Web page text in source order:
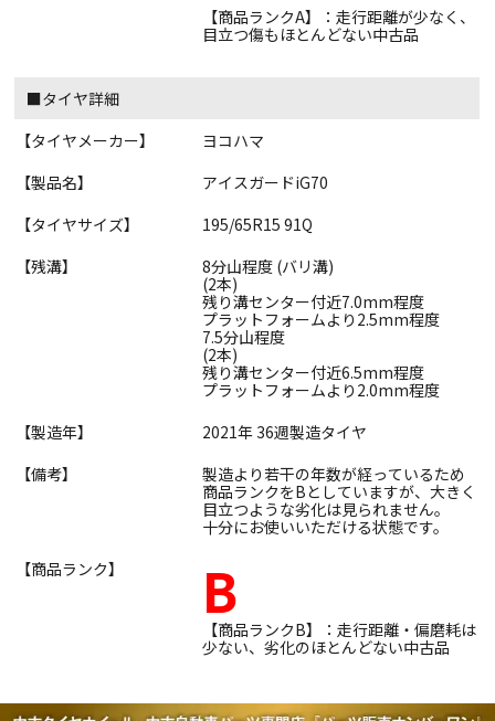
【商品ランクA】：走行距離が少なく、
目立つ傷もほとんどない中古品
■タイヤ詳細
【タイヤメーカー】
ヨコハマ
【製品名】
アイスガードiG70
【タイヤサイズ】
195/65R15 91Q
【残溝】
8分山程度 (バリ溝)
(2本)
残り溝センター付近7.0mm程度
プラットフォームより2.5mm程度
7.5分山程度
(2本)
残り溝センター付近6.5mm程度
プラットフォームより2.0mm程度
【製造年】
2021年 36週製造タイヤ
【備考】
製造より若干の年数が経っているため
商品ランクをBとしていますが、大きく
目立つような劣化は見られません。
十分にお使いいただける状態です。
【商品ランク】
B
【商品ランクB】：走行距離・偏磨耗は
少ない、劣化のほとんどない中古品